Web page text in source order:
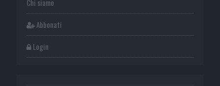
Chi siamo
Abbonati
Login